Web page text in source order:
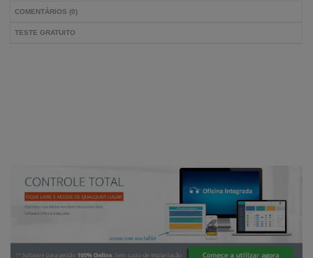
COMENTÁRIOS (0)
TESTE GRATUITO